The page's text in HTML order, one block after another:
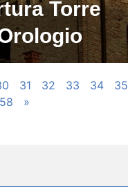
Torre
31 32 33 34 35
58 »